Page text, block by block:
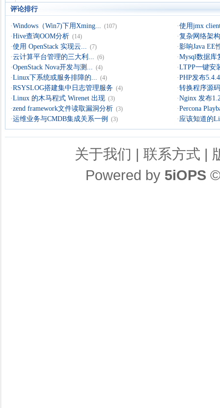
评论排行
·Windows（Win7)下用Xming... (107) ·使用jmx
·Hive查询OOM分析 (14) ·复杂网络架
·使用 OpenStack 实现云... (7) ·影响Java EE
·云计算平台管理的三大利... (6) ·Mysql数据库
·OpenStack Nova开发与测... (4) ·LTPP一键安
·Linux下系统或服务排障的... (4) ·PHP发布
·RSYSLOG搭建集中日志管理服务 (4) ·转换程序源
·Linux 的木马程式 Wirenet 出现 (3) ·Nginx 发布
·zend framework文件读取漏洞分析 (3) ·Percona
·运维业务与CMDB集成关系一例 (3) · 应该知道的
关于我们 | 联系方式 |
Powered by 5iOPS©